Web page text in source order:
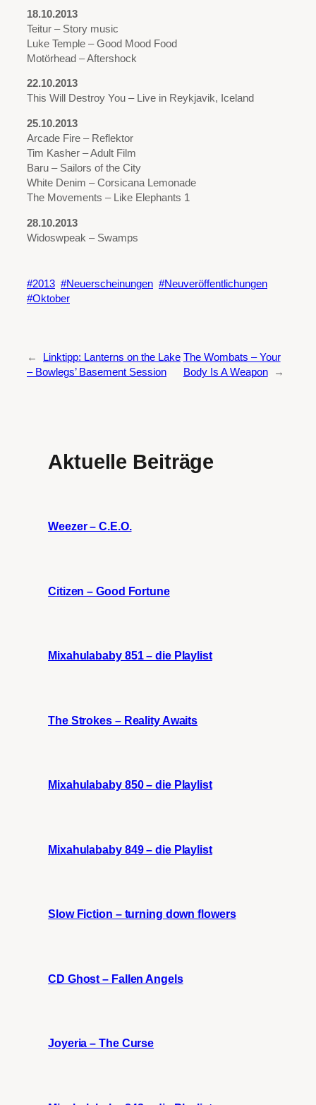
18.10.2013
Teitur – Story music
Luke Temple – Good Mood Food
Motörhead – Aftershock
22.10.2013
This Will Destroy You – Live in Reykjavik, Iceland
25.10.2013
Arcade Fire – Reflektor
Tim Kasher – Adult Film
Baru – Sailors of the City
White Denim – Corsicana Lemonade
The Movements – Like Elephants 1
28.10.2013
Widoswpeak – Swamps
2013 Neuerscheinungen
Neuveröffentlichungen
Oktober
←
Linktipp: Lanterns on the Lake
– Bowlegs’ Basement Session
The Wombats – Your
Body Is A Weapon
→
Aktuelle Beiträge
Weezer – C.E.O.
Citizen – Good Fortune
Mixahulababy 851 – die Playlist
The Strokes – Reality Awaits
Mixahulababy 850 – die Playlist
Mixahulababy 849 – die Playlist
Slow Fiction – turning down flowers
CD Ghost – Fallen Angels
Joyeria – The Curse